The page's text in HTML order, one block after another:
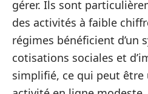
gérer. Ils sont
des activités à faible
régimes bénéficient d’un
cotisations sociales et
simplifié, ce qui peut